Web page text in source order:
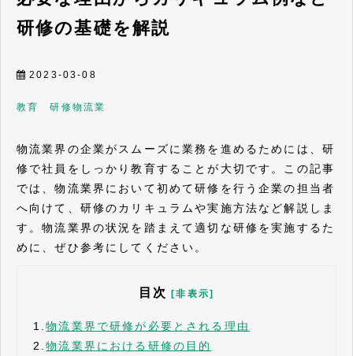
研修の基礎を解説
2023-03-08
教育 研修物流業
物流業界の企業がスムーズに業務を進めるためには、研
修で社員をしっかり教育することが大切です。この記事
では、物流業界において初めて研修を行う企業の担当者
へ向けて、研修のカリキュラムや実施方法など解説しま
す。物流業界の状況を踏まえて適切な研修を実施するた
めに、ぜひ参考にしてください。
目次 [非表示]
1.物流業界で研修が必要とされる理由
2.物流業界における研修の目的